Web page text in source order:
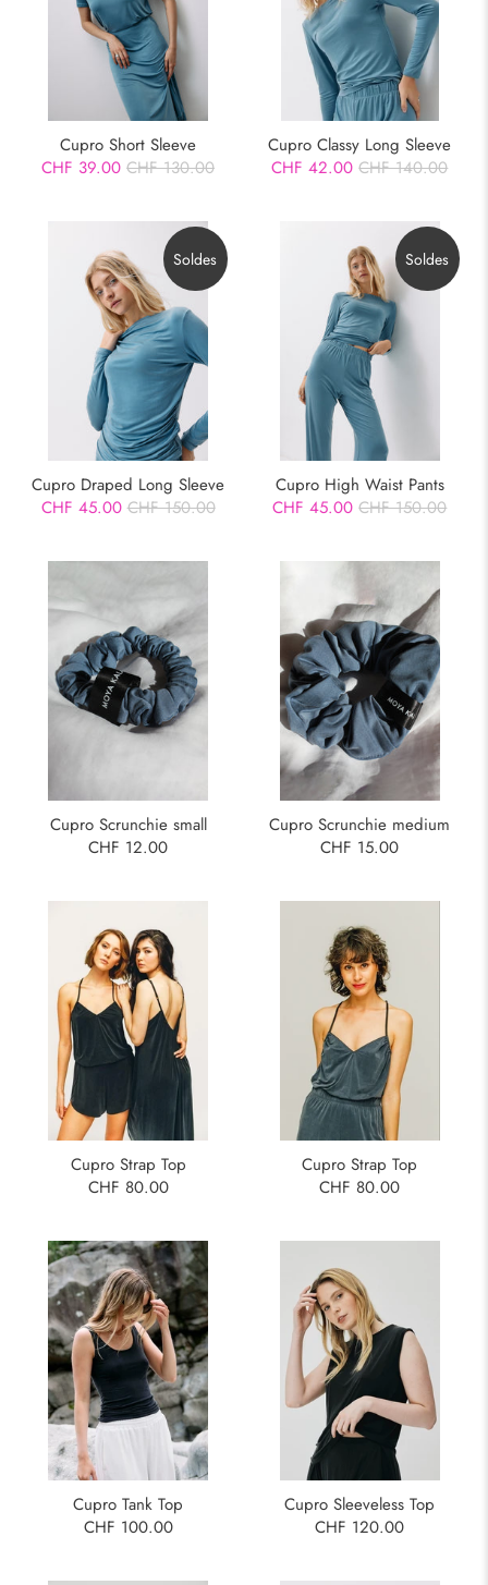
Cupro Short Sleeve
CHF 39.00 CHF 130.00
Cupro Classy Long Sleeve
CHF 42.00 CHF 140.00
Soldes
Cupro Draped Long Sleeve
CHF 45.00 CHF 150.00
Soldes
Cupro High Waist Pants
CHF 45.00 CHF 150.00
Cupro Scrunchie small
CHF 12.00
Cupro Scrunchie medium
CHF 15.00
Cupro Strap Top
CHF 80.00
Cupro Strap Top
CHF 80.00
Cupro Tank Top
CHF 100.00
Cupro Sleeveless Top
CHF 120.00